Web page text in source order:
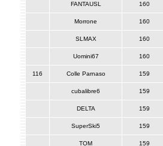
FANTAUSL 160
Morrone 160
SLMAX 160
Uomini67 160
116 Colle Parnaso 159
cubalibre6 159
DELTA 159
SuperSki5 159
TOM 159